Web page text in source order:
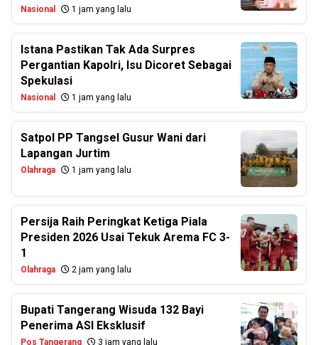
Nasional 1 jam yang lalu
Istana Pastikan Tak Ada Surpres
Pergantian Kapolri, Isu Dicoret Sebagai
Spekulasi
Nasional 1 jam yang lalu
Satpol PP Tangsel Gusur Wani dari
Lapangan Jurtim
Olahraga 1 jam yang lalu
Persija Raih Peringkat Ketiga Piala
Presiden 2026 Usai Tekuk Arema FC 3-
1
Olahraga 2 jam yang lalu
Bupati Tangerang Wisuda 132 Bayi
Penerima ASI Eksklusif
Pos Tangerang 3 jam yang lalu